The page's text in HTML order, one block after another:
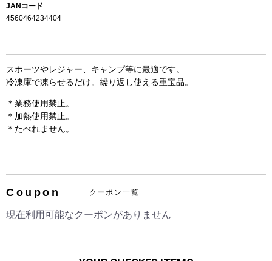
JANコード
4560464234404
スポーツやレジャー、キャンプ等に最適です。
冷凍庫で凍らせるだけ。繰り返し使える重宝品。
＊業務使用禁止。
＊加熱使用禁止。
＊たべれません。
Coupon クーポン一覧
現在利用可能なクーポンがありません